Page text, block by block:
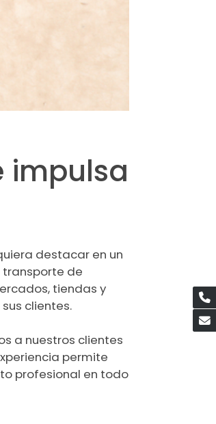
impulsa
destacar en un
de
tiendas y
clientes.
a nuestros clientes
permite
profesional en todo